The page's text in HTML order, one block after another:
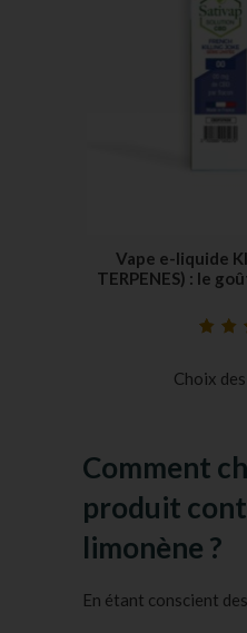
Vape e-liquide
TERPENES) : le
Choix
Comment
produit
limonène ?
En étant conscient